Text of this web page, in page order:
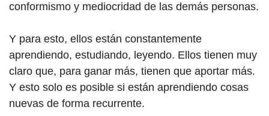
conformismo y mediocridad de las demás personas.
Y para esto, ellos están constantemente
aprendiendo, estudiando, leyendo. Ellos tienen muy
claro que, para ganar más, tienen que aportar más.
Y esto solo es posible si están aprendiendo cosas
nuevas de forma recurrente.